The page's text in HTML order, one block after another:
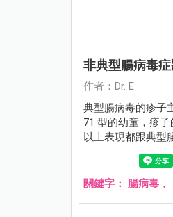
非典型腸病毒
作者：Dr. E
典型腸病毒的疹子
71 型的幼童，疹
以上表現都跟典型
關鍵字： 腸病毒 、